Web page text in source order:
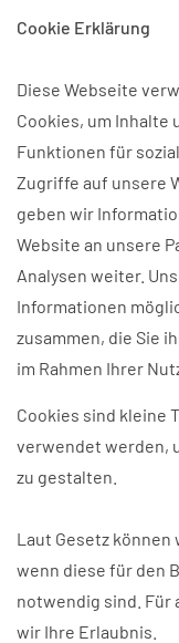
Cookie Erklärung
Diese Webseite
Cookies, um Inhalte
Funktionen für
Zugriffe auf unsere
geben wir
Website an unsere
Analysen weiter.
Informationen
zusammen, die Sie
im Rahmen Ihrer
Cookies sind kleine
verwendet werden,
zu gestalten.
Laut Gesetz können
wenn diese für den
notwendig sind. Für
wir Ihre Erlaubnis.